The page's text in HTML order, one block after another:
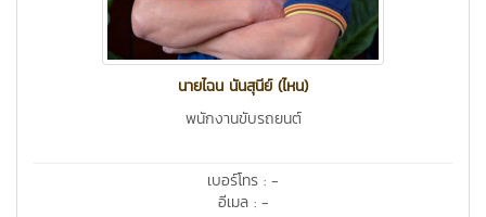
นายไฉน นันสุนีย์ (ไหน)
พนักงานขับรถยนต์
เบอร์โทร : -
อีเมล : -